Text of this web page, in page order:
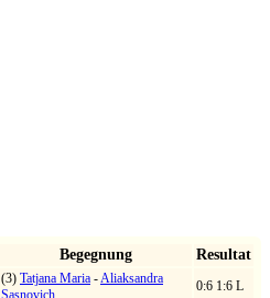
Begegnung Resultat
(3) Tatjana Maria -Aliaksandra
0:6 1:6 L